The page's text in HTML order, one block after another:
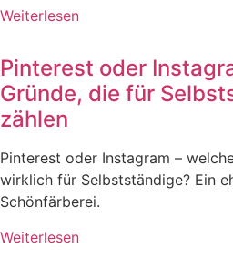
Weiterlesen
Pinterest oder
Gründe, die für
zählen
Pinterest oder Instagram –
wirklich für Selbstständige? Ein
Schönfärberei.
Weiterlesen